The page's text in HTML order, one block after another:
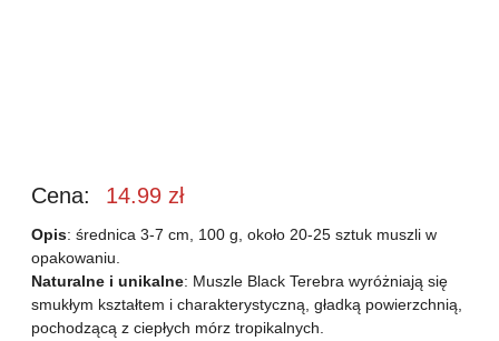
Cena: 14.99 zł
Opis: średnica 3-7 cm, 100 g, około 20-25 sztuk muszli w
opakowaniu.
Naturalne i unikalne: Muszle Black Terebra wyróżniają się
smukłym kształtem i charakterystyczną, gładką powierzchnią,
pochodzącą z ciepłych mórz tropikalnych.